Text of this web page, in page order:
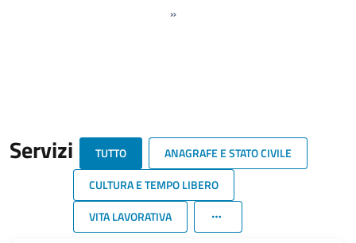
»
Servizi TUTTO
ANAGRAFE E STATO CIVILE
CULTURA E TEMPO LIBERO
VITA LAVORATIVA